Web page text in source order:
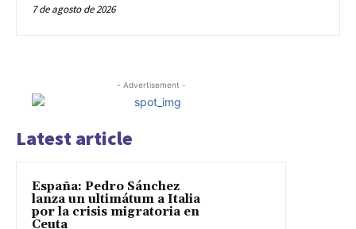
7 de agosto de 2026
- Advertisement -
Latest article
España: Pedro Sánchez
lanza un ultimátum a Italia
por la crisis migratoria en
Ceuta